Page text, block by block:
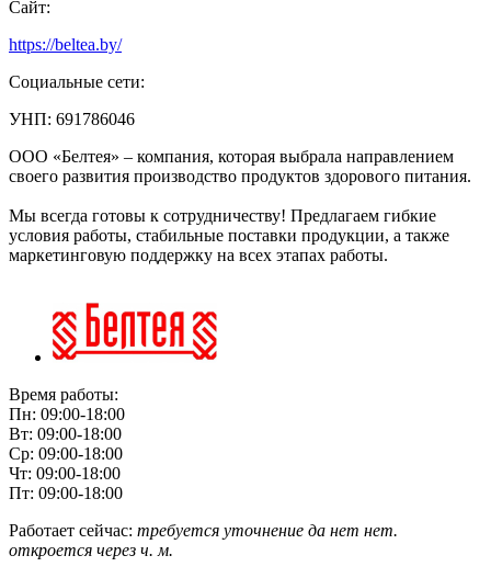
Сайт:
https://beltea.by/
Социальные сети:
УНП: 691786046
ООО «Белтея» – компания, которая выбрала направлением
своего развития производство продуктов здорового питания.
Мы всегда готовы к сотрудничеству! Предлагаем гибкие
условия работы, стабильные поставки продукции, а также
маркетинговую поддержку на всех этапах работы.
Время работы:
Пн: 09:00-18:00
Вт: 09:00-18:00
Ср: 09:00-18:00
Чт: 09:00-18:00
Пт: 09:00-18:00
Работает сейчас: требуется уточнение да нет нет.
откроется через ч. м.